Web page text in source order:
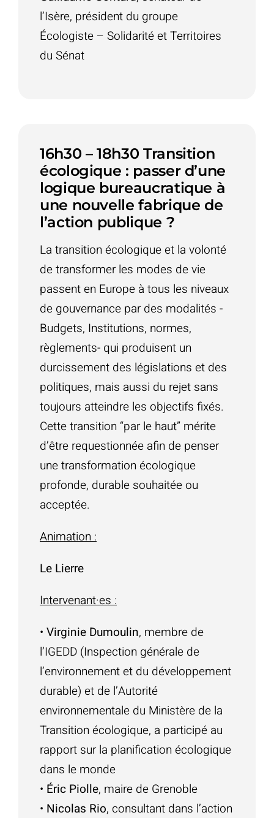
l’Isère, président du groupe
Écologiste – Solidarité et Territoires
du Sénat
16h30 – 18h30 Transition
écologique : passer d’une
logique bureaucratique à
une nouvelle fabrique de
l’action publique ?
La transition écologique et la volonté
de transformer les modes de vie
passent en Europe à tous les niveaux
de gouvernance par des modalités -
Budgets, Institutions, normes,
règlements- qui produisent un
durcissement des législations et des
politiques, mais aussi du rejet sans
toujours atteindre les objectifs fixés.
Cette transition “par le haut” mérite
d’être requestionnée afin de penser
une transformation écologique
profonde, durable souhaitée ou
acceptée.
Animation :
Le Lierre
Intervenant·es :
• Virginie Dumoulin, membre de
l’IGEDD (Inspection générale de
l’environnement et du développement
durable) et de l’Autorité
environnementale du Ministère de la
Transition écologique, a participé au
rapport sur la planification écologique
dans le monde
• Éric Piolle, maire de Grenoble
• Nicolas Rio, consultant dans l’action